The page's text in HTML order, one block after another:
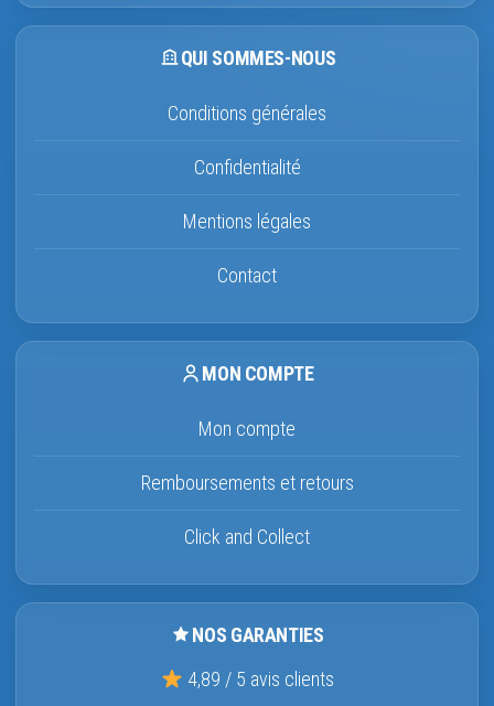
QUI SOMMES-NOUS
Conditions générales
Confidentialité
Mentions légales
Contact
MON COMPTE
Mon compte
Remboursements et retours
Click and Collect
NOS GARANTIES
4,89 / 5 avis clients